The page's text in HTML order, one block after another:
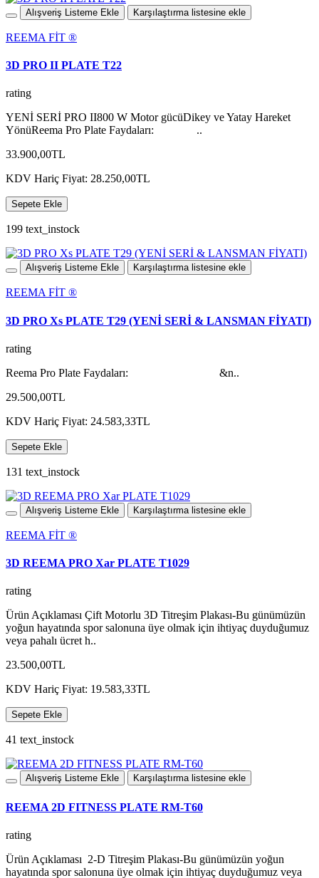
Alışveriş Listeme Ekle Karşılaştırma listesine ekle
REEMA FİT ®️
3D PRO II PLATE T22
rating
YENİ SERİ PRO II800 W Motor gücüDikey ve Yatay Hareket
YönüReema Pro Plate Faydaları: ..
33.900,00TL
KDV Hariç Fiyat: 28.250,00TL
Sepete Ekle
199 text_instock
Alışveriş Listeme Ekle Karşılaştırma listesine ekle
REEMA FİT ®️
3D PRO Xs PLATE T29 (YENİ SERİ & LANSMAN FİYATI)
rating
Reema Pro Plate Faydaları: &n..
29.500,00TL
KDV Hariç Fiyat: 24.583,33TL
Sepete Ekle
131 text_instock
Alışveriş Listeme Ekle Karşılaştırma listesine ekle
REEMA FİT ®️
3D REEMA PRO Xar PLATE T1029
rating
Ürün Açıklaması Çift Motorlu 3D Titreşim Plakası-Bu günümüzün
yoğun hayatında spor salonuna üye olmak için ihtiyaç duyduğumuz
veya pahalı ücret h..
23.500,00TL
KDV Hariç Fiyat: 19.583,33TL
Sepete Ekle
41 text_instock
Alışveriş Listeme Ekle Karşılaştırma listesine ekle
REEMA 2D FITNESS PLATE RM-T60
rating
Ürün Açıklaması 2-D Titreşim Plakası-Bu günümüzün yoğun
hayatında spor salonuna üye olmak için ihtiyaç duyduğumuz veya